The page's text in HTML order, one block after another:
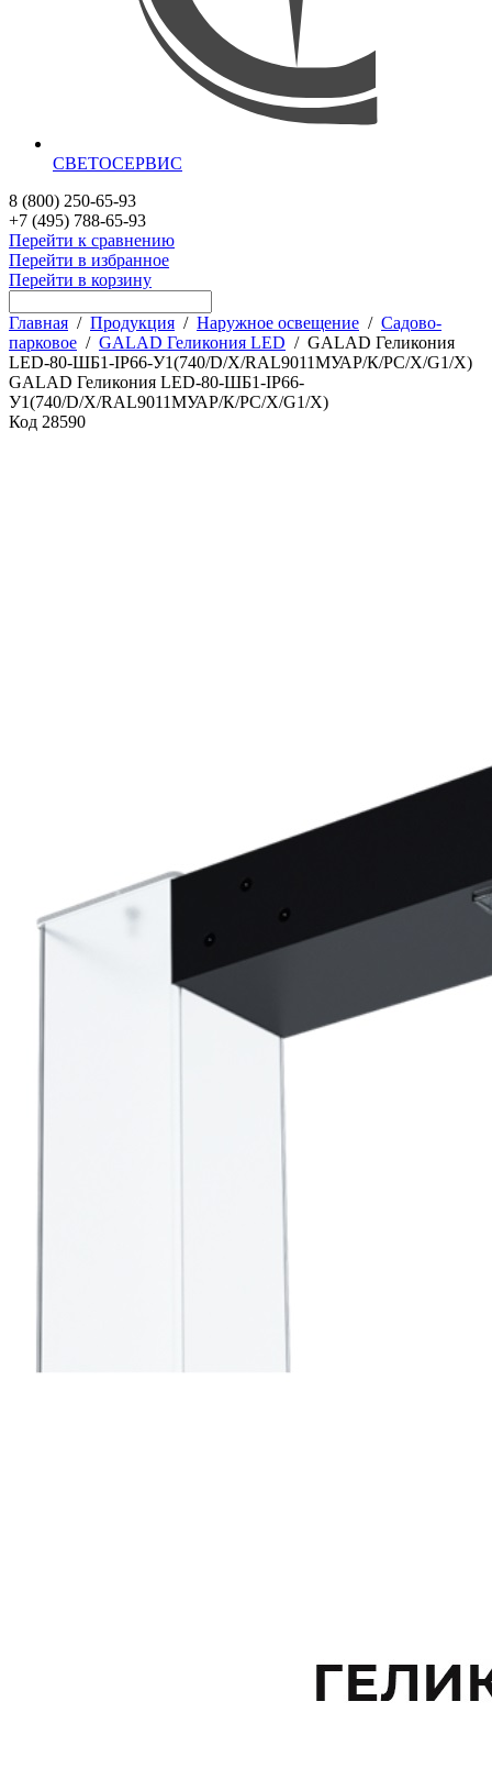
СВЕТОСЕРВИС
8 (800) 250-65-93
+7 (495) 788-65-93
Перейти к сравнению
Перейти в избранное
Перейти в корзину
Главная / Продукция / Наружное освещение / Садово-
парковое / GALAD Геликония LED / GALAD Геликония
LED-80-ШБ1-IP66-У1(740/D/X/RAL9011МУАР/К/PC/X/G1/X)
GALAD Геликония LED-80-ШБ1-IP66-
У1(740/D/X/RAL9011МУАР/К/PC/X/G1/X)
Код 28590